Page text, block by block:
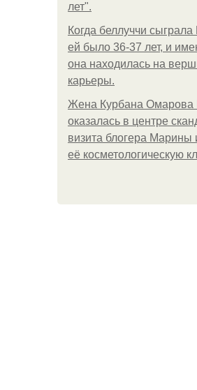
лет".
Когда беллуччи сыграла
ей было 36-37 лет, и
она находилась на
карьеры.
Жена Курбана Омарова
оказалась в центре
визита блогера Марины
её косметологическую